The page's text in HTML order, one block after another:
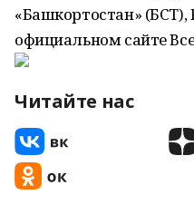
«Башкортостан» (БСТ),
официальном сайте
Читайте нас